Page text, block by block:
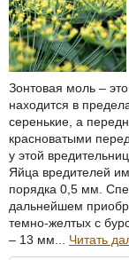
Зонтовая моль –
находится в
серенькие, а
красноватыми
у этой
Яйца вредителей
порядка 0,5 мм.
дальнейшем
темно-желтых с
– 13 мм... Читать